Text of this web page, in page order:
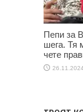
Пепи за
шега. Тя
чете
26.11.2024